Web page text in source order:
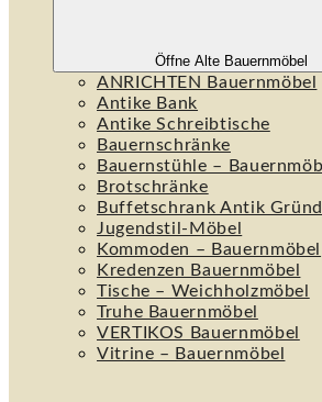
Öffne Alte Bauernmöbel
ANRICHTEN Bauernmöbel
Antike Bank
Antike Schreibtische
Bauernschränke
Bauernstühle –
Brotschränke
Buffetschrank Antik
Jugendstil-Möbel
Kommoden – Bauernmöbel
Kredenzen Bauernmöbel
Tische – Weichholzmöbel
Truhe Bauernmöbel
VERTIKOS Bauernmöbel
Vitrine – Bauernmöbel